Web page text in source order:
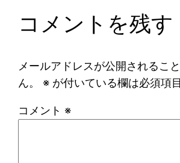
コメントを残す
メールアドレスが公開されるこ
ん。
※ が付いている欄は必須項
コメント ※